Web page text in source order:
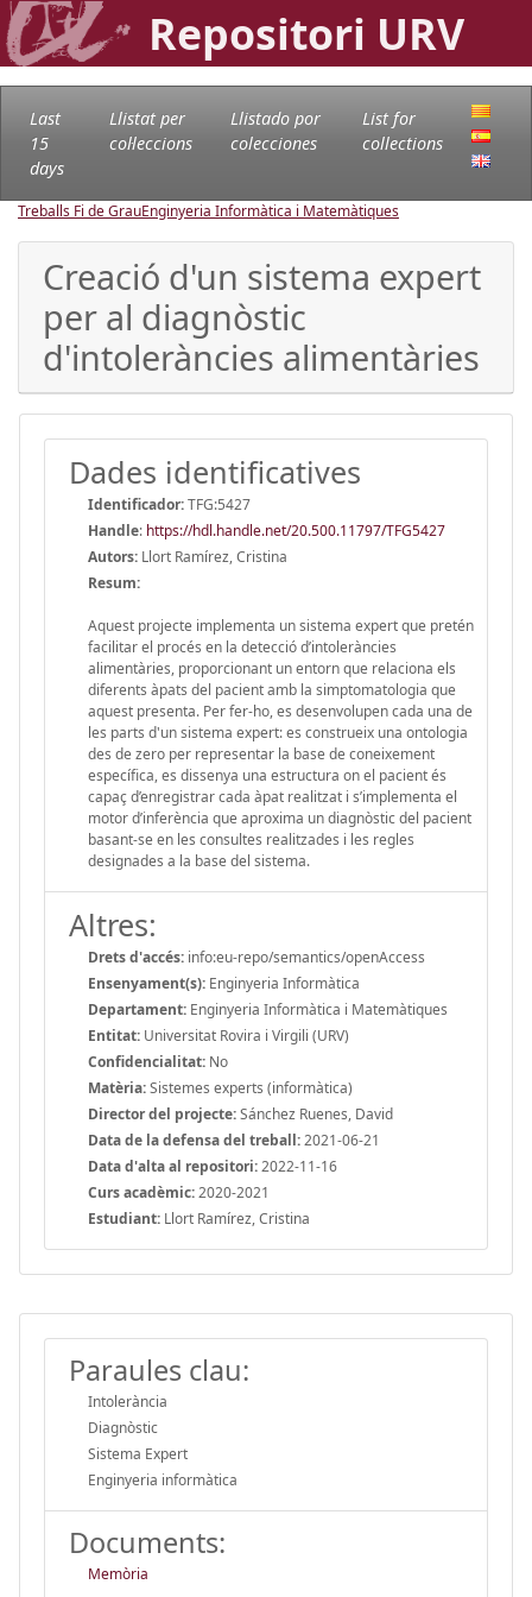
Repositori URV
Last
15
days
Llistat per
col·leccions
Llistado por
colecciones
List for
collections
Treballs Fi de GrauEnginyeria Informàtica i Matemàtiques
Creació d'un sistema expert
per al diagnòstic
d'intoleràncies alimentàries
Dades identificatives
Identificador:TFG:5427
Handle: https://hdl.handle.net/20.500.11797/TFG5427
Autors: Llort Ramírez, Cristina
Resum:
Aquest projecte implementa un sistema expert que pretén
facilitar el procés en la detecció d’intoleràncies
alimentàries, proporcionant un entorn que relaciona els
diferents àpats del pacient amb la simptomatologia que
aquest presenta. Per fer-ho, es desenvolupen cada una de
les parts d'un sistema expert: es construeix una ontologia
des de zero per representar la base de coneixement
específica, es dissenya una estructura on el pacient és
capaç d’enregistrar cada àpat realitzat i s’implementa el
motor d’inferència que aproxima un diagnòstic del pacient
basant-se en les consultes realitzades i les regles
designades a la base del sistema.
Altres:
Drets d'accés: info:eu-repo/semantics/openAccess
Ensenyament(s): Enginyeria Informàtica
Departament: Enginyeria Informàtica i Matemàtiques
Entitat: Universitat Rovira i Virgili (URV)
Confidencialitat: No
Matèria:Sistemes experts (informàtica)
Director del projecte:Sánchez Ruenes, David
Data de la defensa del treball:2021-06-21
Data d'alta al repositori:2022-11-16
Curs acadèmic:2020-2021
Estudiant: Llort Ramírez, Cristina
Paraules clau:
Intolerància
Diagnòstic
Sistema Expert
Enginyeria informàtica
Documents:
Memòria